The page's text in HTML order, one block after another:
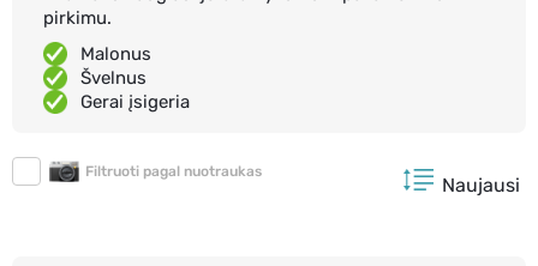
pirkimu.
Malonus
Švelnus
Gerai įsigeria
Filtruoti pagal nuotraukas
Naujausi